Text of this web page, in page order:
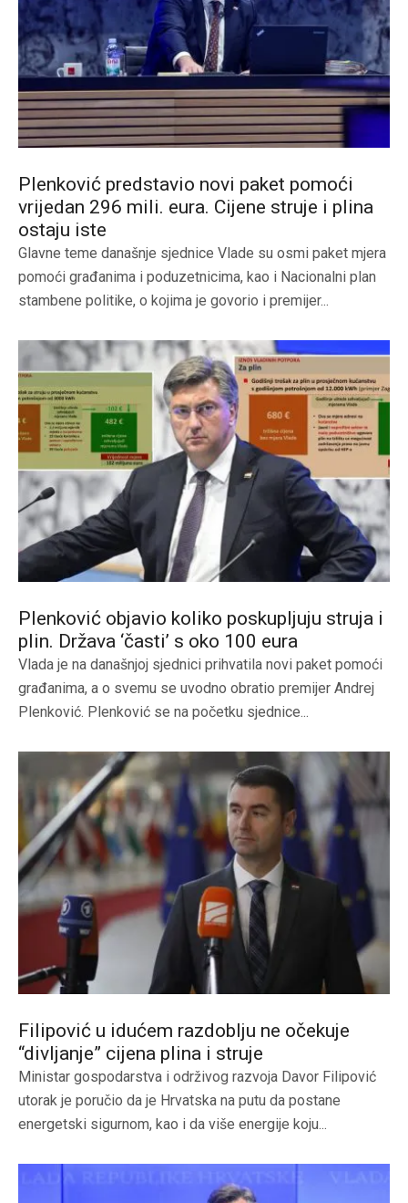
Plenković predstavio novi paket pomoći
vrijedan 296 mili. eura. Cijene struje i plina
ostaju iste
Glavne teme današnje sjednice Vlade su osmi paket mjera
pomoći građanima i poduzetnicima, kao i Nacionalni plan
stambene politike, o kojima je govorio i premijer...
Plenković objavio koliko poskupljuju struja i
plin. Država ‘časti’ s oko 100 eura
Vlada je na današnjoj sjednici prihvatila novi paket pomoći
građanima, a o svemu se uvodno obratio premijer Andrej
Plenković. Plenković se na početku sjednice...
Filipović u idućem razdoblju ne očekuje
“divljanje” cijena plina i struje
Ministar gospodarstva i održivog razvoja Davor Filipović
utorak je poručio da je Hrvatska na putu da postane
energetski sigurnom, kao i da više energije koju...